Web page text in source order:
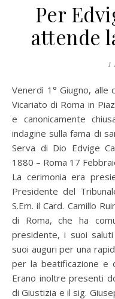
Per
attende
1
Venerdì 1° Giugno, alle ore 11, nella sede del Palazzo del
Vicariato di Roma in
e canonicamente
indagine sulla fama di
Serva di Dio Edvige
1880 – Roma 17
La cerimonia era
Presidente del
S.Em. il Card. Camillo
di Roma, che ha
presidente, i suoi
suoi auguri per una
per la beatificazione e
Erano inoltre presenti
di Giustizia e il sig.